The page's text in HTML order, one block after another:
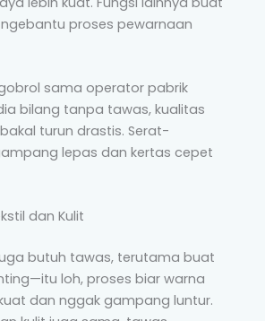
proses pewarnaan
sama operator pabrik
bilang tanpa tawas, kualitas
turun drastis. Serat-
lepas dan kertas cepet
dan Kulit
butuh tawas, terutama buat
loh, proses biar warna
dan nggak gampang luntur.